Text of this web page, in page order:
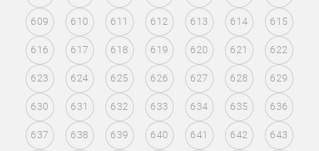
609 610 611 612 613 614 615
616 617 618 619 620 621 622
623 624 625 626 627 628 629
630 631 632 633 634 635 636
637 638 639 640 641 642 643